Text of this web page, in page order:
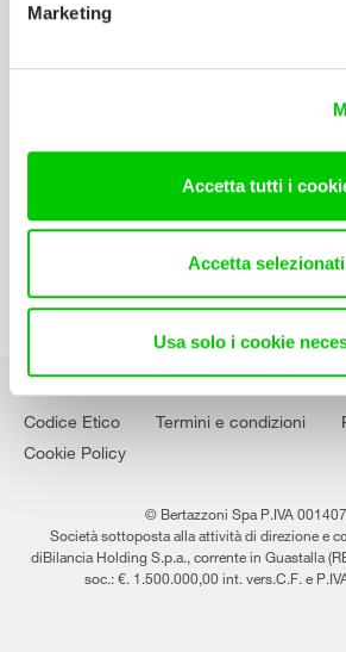
Marketing
Accetta tutti i
Accetta selezionati
Usa solo i cookie
Scarica il catalogo
Manuali d’istruzione
Lavora con noi
Codice Etico Termini e condizioni
Cookie Policy
© Bertazzoni Spa P.IVA
Società sottoposta alla attività di direzione e
diBilancia Holding S.p.a., corrente in Guastalla
soc.: €. 1.500.000,00 int. vers.C.F. e